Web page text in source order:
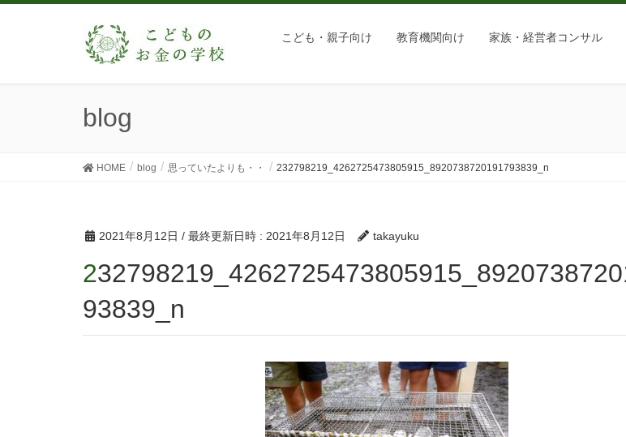
こども・親子向け 教育機関向け 家族・経営者コンサル
blog
HOME blog 思っていたよりも・・ 232798219_4262725473805915_8920738720191793839_n
2021年8月12日 / 最終更新日時 : 2021年8月12日 takayuku
232798219_4262725473805915_89207387201917
93839_n